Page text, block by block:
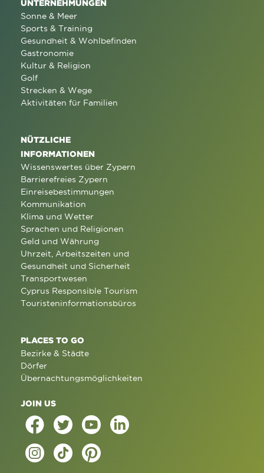
UNTERNEHMUNGEN
Sonne & Meer
Sports & Training
Gesundheit & Wohlbefinden
Gastronomie
Kultur & Religion
Golf
Strecken & Wege
Aktivitäten für Familien
NÜTZLICHE
INFORMATIONEN
Wissenswertes über Zypern
Barrierefreies Zypern
Einreisebestimmungen
Kommunikation
Klima und Wetter
Sprachen und Religionen
Geld und Währung
Uhrzeit, Arbeitszeiten und
Gesundheit und Sicherheit
Transportwesen
Cyprus Responsible Tourism
Touristeninformationsbüros
PLACES TO GO
Bezirke & Städte
Dörfer
Übernachtungsmöglichkeiten
JOIN US